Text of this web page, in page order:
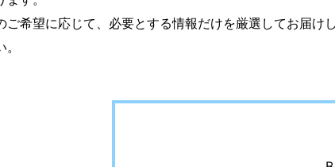
希望に応じて、必要とする情報だけを厳選してお届けし